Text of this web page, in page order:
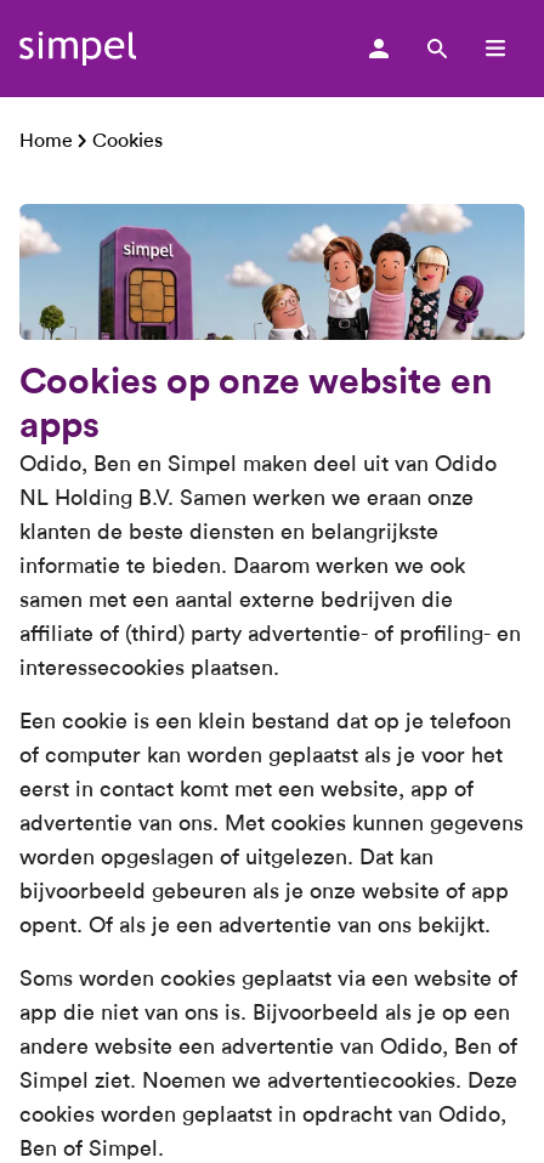
Home Cookies
Cookies op onze website en
apps
Odido, Ben en Simpel maken deel uit van Odido
NL Holding B.V. Samen werken we eraan onze
klanten de beste diensten en belangrijkste
informatie te bieden. Daarom werken we ook
samen met een aantal externe bedrijven die
affiliate of (third) party advertentie- of profiling- en
interessecookies plaatsen.
Een cookie is een klein bestand dat op je telefoon
of computer kan worden geplaatst als je voor het
eerst in contact komt met een website, app of
advertentie van ons. Met cookies kunnen gegevens
worden opgeslagen of uitgelezen. Dat kan
bijvoorbeeld gebeuren als je onze website of app
opent. Of als je een advertentie van ons bekijkt.
Soms worden cookies geplaatst via een website of
app die niet van ons is. Bijvoorbeeld als je op een
andere website een advertentie van Odido, Ben of
Simpel ziet. Noemen we advertentiecookies. Deze
cookies worden geplaatst in opdracht van Odido,
Ben of Simpel.